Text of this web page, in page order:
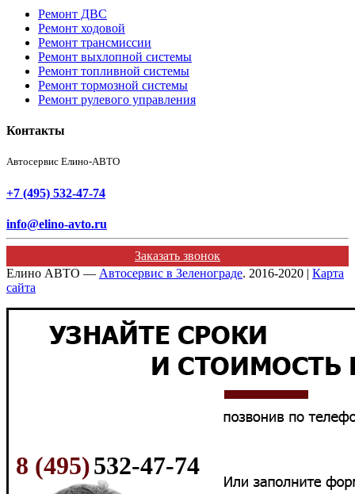
Ремонт ДВС
Ремонт ходовой
Ремонт трансмиссии
Ремонт выхлопной системы
Ремонт топливной системы
Ремонт тормозной системы
Ремонт рулевого управления
Контакты
Автосервис Елино-АВТО
+7 (495) 532-47-74
info@elino-avto.ru
Заказать звонок
Елино АВТО — Автосервис в Зеленограде. 2016-2020 | Карта
сайта
8 (495)532-47-74